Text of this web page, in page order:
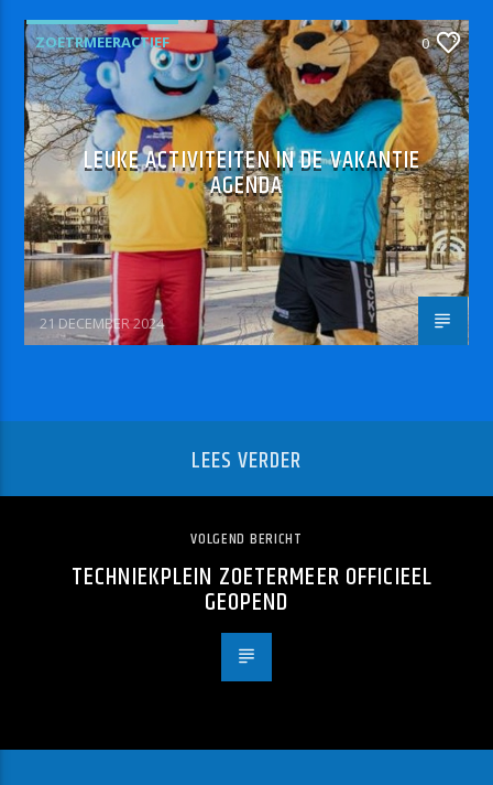
ZOETRMEERACTIEF 0
LEUKE ACTIVITEITEN IN DE VAKANTIE
AGENDA
21 DECEMBER 2024
LEES VERDER
VOLGEND BERICHT
TECHNIEKPLEIN ZOETERMEER OFFICIEEL
GEOPEND